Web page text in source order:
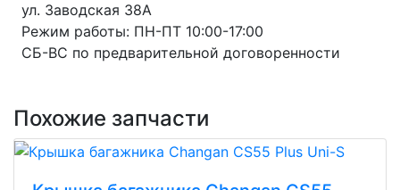
ул. Заводская 38А
Режим работы: ПН-ПТ 10:00-17:00
СБ-ВС по предварительной договоренности
Похожие запчасти